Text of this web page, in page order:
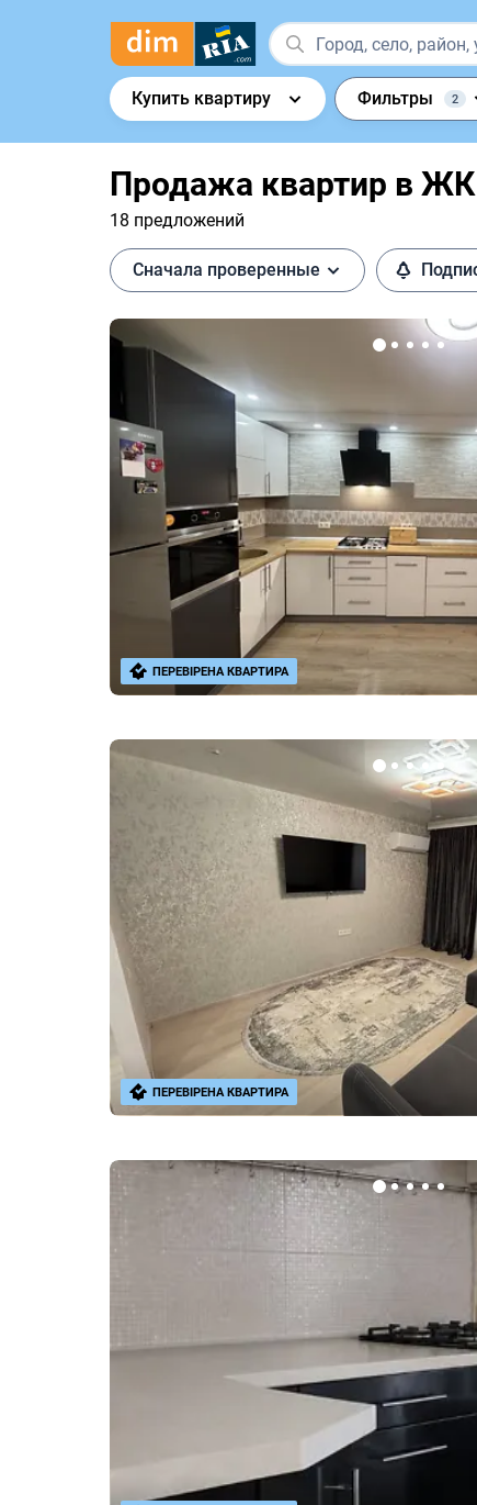
Купить квартиру Фильтры 2
Продажа квартир в
18 предложений
Сначала проверенные
ПЕРЕВІРЕНА КВАРТИРА
ПЕРЕВІРЕНА КВАРТИРА